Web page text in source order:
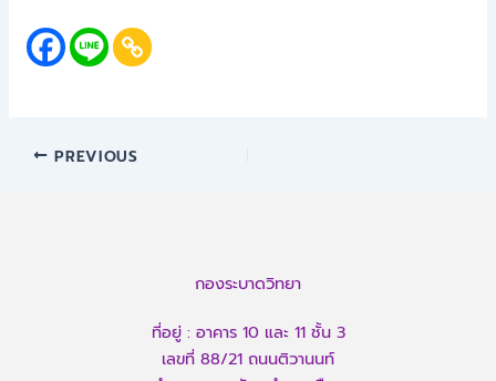
PREVIOUS
กองระบาดวิทยา
ที่อยู่ : อาคาร 10 และ 11 ชั้น 3
เลขที่ 88/21 ถนนติวานนท์